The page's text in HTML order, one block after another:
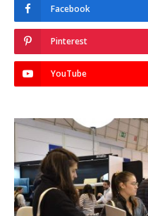
Facebook
Pinterest
YouTube